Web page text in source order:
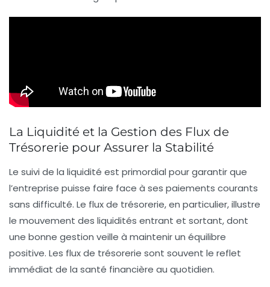
La Liquidité et la Gestion des Flux de
Trésorerie pour Assurer la Stabilité
Le suivi de la liquidité est primordial pour garantir que
l’entreprise puisse faire face à ses paiements courants
sans difficulté. Le flux de trésorerie, en particulier, illustre
le mouvement des liquidités entrant et sortant, dont
une bonne gestion veille à maintenir un équilibre
positive. Les flux de trésorerie sont souvent le reflet
immédiat de la santé financière au quotidien.